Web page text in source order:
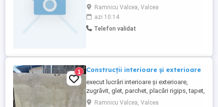
termice și sanitare (dețin
calificare.),etc.Dețin carnet de conducere.
Pentru alte detalii vă rog să sunați...
Ramnicu Valcea, Valcea
azi 10:14
Telefon validat
1 Construcții interioare și exterioare
execut lucrări interioare și exterioare,
zugrăvit, glet, parchet, placări rigips, tapet,
placări cu polistiren, gratare din cărămidă,
Ramnicu Valcea, Valcea